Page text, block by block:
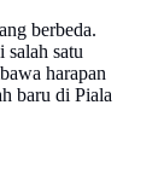
berbeda.
salah satu
harapan
baru di Piala